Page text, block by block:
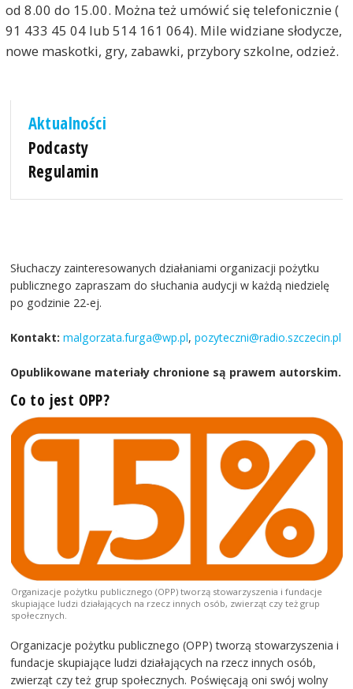
od 8.00 do 15.00. Można też umówić się telefonicznie (
91 433 45 04 lub 514 161 064). Mile widziane słodycze,
nowe maskotki, gry, zabawki, przybory szkolne, odzież.
Aktualności
Podcasty
Regulamin
Słuchaczy zainteresowanych działaniami organizacji pożytku
publicznego zapraszam do słuchania audycji w każdą niedzielę
po godzinie 22-ej.
Kontakt: malgorzata.furga@wp.pl,pozyteczni@radio.szczecin.pl
Opublikowane materiały chronione są prawem autorskim.
Co to jest OPP?
Organizacje pożytku publicznego (OPP) tworzą stowarzyszenia i fundacje
skupiające ludzi działających na rzecz innych osób, zwierząt czy też grup
społecznych.
Organizacje pożytku publicznego (OPP) tworzą stowarzyszenia i
fundacje skupiające ludzi działających na rzecz innych osób,
zwierząt czy też grup społecznych. Poświęcają oni swój wolny